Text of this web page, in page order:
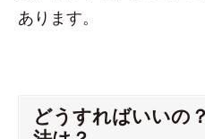
あります。
どうすればいいの